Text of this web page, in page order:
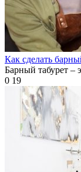
Как сделать
Барный табурет –
0 19